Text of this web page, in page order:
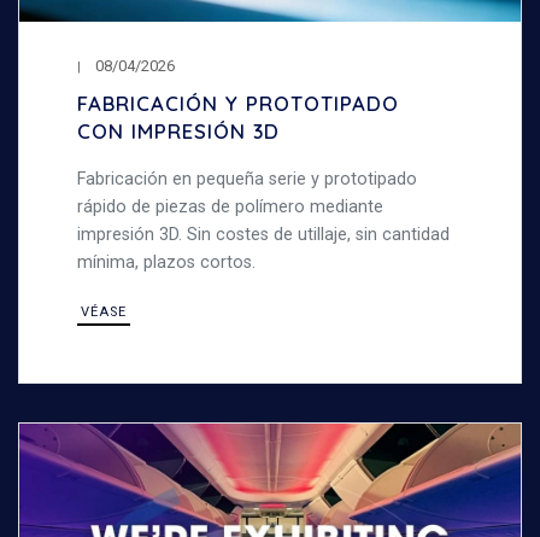
08/04/2026
FABRICACIÓN Y PROTOTIPADO
CON IMPRESIÓN 3D
Fabricación en pequeña serie y prototipado
rápido de piezas de polímero mediante
impresión 3D. Sin costes de utillaje, sin cantidad
mínima, plazos cortos.
VÉASE